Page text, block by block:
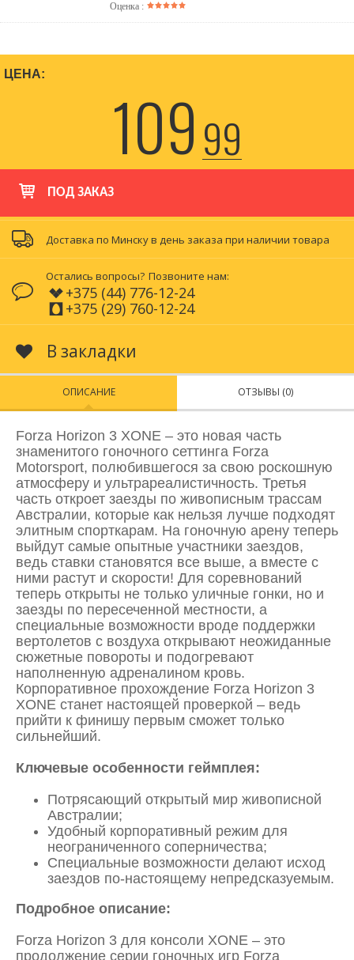
Оценка :
ЦЕНА:
10999
ПОД ЗАКАЗ
Доставка по Минску в день заказа при наличии товара
Остались вопросы? Позвоните нам:
+375 (44) 776-12-24
+375 (29) 760-12-24
В закладки
ОПИСАНИЕ ОТЗЫВЫ (0)
Forza Horizon 3 XONE – это новая часть
знаменитого гоночного сеттинга Forza
Motorsport, полюбившегося за свою роскошную
атмосферу и ультрареалистичность. Третья
часть откроет заезды по живописным трассам
Австралии, которые как нельзя лучше подходят
элитным спорткарам. На гоночную арену теперь
выйдут самые опытные участники заездов,
ведь ставки становятся все выше, а вместе с
ними растут и скорости! Для соревнований
теперь открыты не только уличные гонки, но и
заезды по пересеченной местности, а
специальные возможности вроде поддержки
вертолетов с воздуха открывают неожиданные
сюжетные повороты и подогревают
наполненную адреналином кровь.
Корпоративное прохождение Forza Horizon 3
XONE станет настоящей проверкой – ведь
прийти к финишу первым сможет только
сильнейший.
Ключевые особенности геймплея:
Потрясающий открытый мир живописной
Австралии;
Удобный корпоративный режим для
неограниченного соперничества;
Специальные возможности делают исход
заездов по-настоящему непредсказуемым.
Подробное описание:
Forza Horizon 3 для консоли XONE – это
продолжение серии гоночных игр Forza